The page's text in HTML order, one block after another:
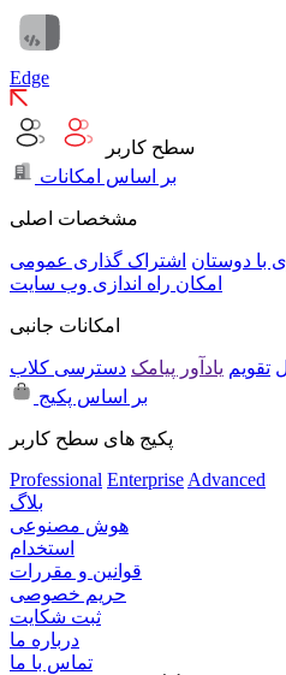
Edge
سطح کاربر
بر اساس امکانات
مشخصات اصلی
با دوستان اشتراک گذاری عمومی
امکان راه اندازی وب سایت
امکانات جانبی
تقویم یادآور پیامک دسترسی کلاب
بر اساس پکیج
پکیج های سطح کاربر
Professional EnterpriseAdvanced
بلاگ
هوش مصنوعی
استخدام
قوانین و مقررات
حریم خصوصی
ثبت شکایت
درباره ما
تماس با ما